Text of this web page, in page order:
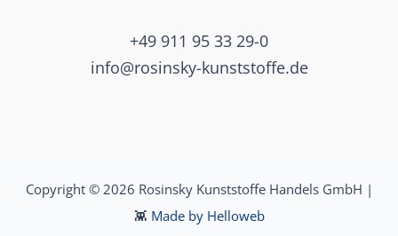
+49 911 95 33 29-0
info@rosinsky-kunststoffe.de
Copyright © 2026 Rosinsky Kunststoffe Handels GmbH |
👾 Made by Helloweb